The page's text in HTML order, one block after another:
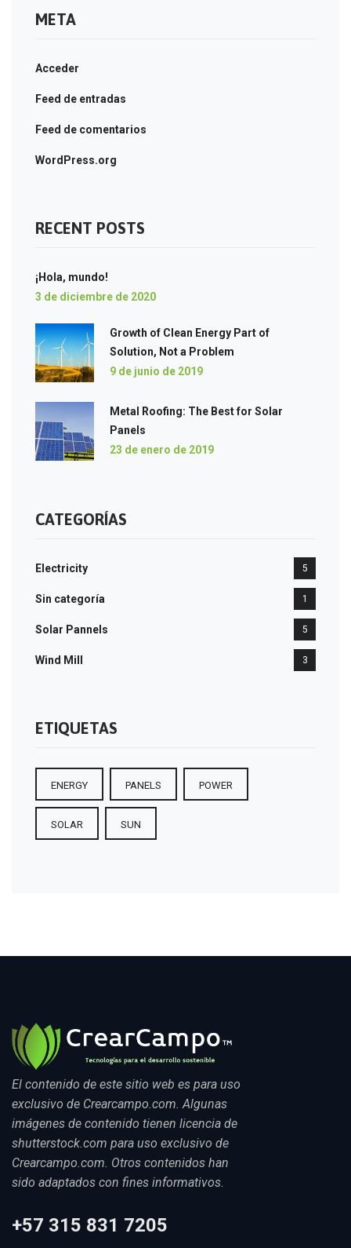
META
Acceder
Feed de entradas
Feed de comentarios
WordPress.org
RECENT POSTS
¡Hola, mundo!
3 de diciembre de 2020
Growth of Clean Energy Part of
Solution, Not a Problem
9 de junio de 2019
Metal Roofing: The Best for Solar
Panels
23 de enero de 2019
CATEGORÍAS
Electricity 5
Sin categoría 1
Solar Pannels 5
Wind Mill 3
ETIQUETAS
ENERGY PANELS POWER
SOLAR SUN
El contenido de este sitio web es para uso
exclusivo de Crearcampo.com. Algunas
imágenes de contenido tienen licencia de
shutterstock.com para uso exclusivo de
Crearcampo.com. Otros contenidos han
sido adaptados con fines informativos.
+57 315 831 7205